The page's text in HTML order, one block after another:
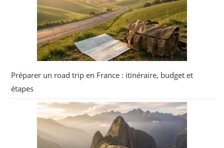
Préparer un road trip en France : itinéraire, budget et
étapes